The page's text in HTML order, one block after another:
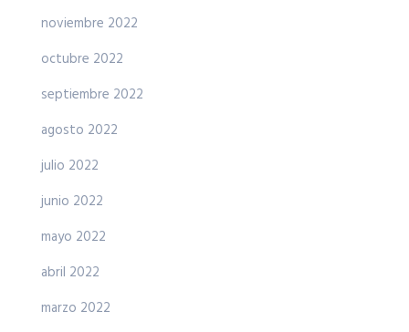
noviembre 2022
octubre 2022
septiembre 2022
agosto 2022
julio 2022
junio 2022
mayo 2022
abril 2022
marzo 2022